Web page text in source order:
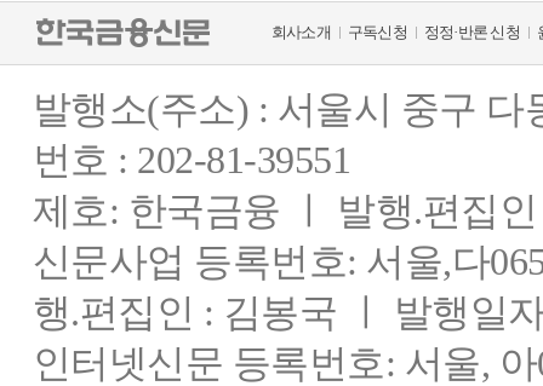
회사소개 구독신청 정정·반론 신청
발행소(주소) : 서울시 중구
번호 : 202-81-39551
제호: 한국금융 ㅣ 발행.편집
신문사업 등록번호: 서울,다
행.편집인 : 김봉국 ㅣ 발행일
인터넷신문 등록번호: 서울,